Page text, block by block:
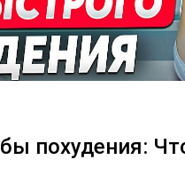
похудения: